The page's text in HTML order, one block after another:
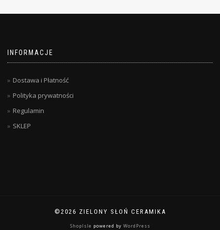
INFORMACJE
Dostawa i Płatność
Polityka prywatności
Regulamin
SKLEP
©2026 ZIELONY SŁOŃ CERAMIKA
ShopIsle powered by WordPress